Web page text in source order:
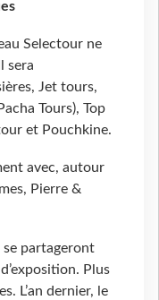
Selectour ne
sera
Jet tours,
Tours), Top
et Pouchkine.
avec, autour
Pierre &
partageront
Plus
L’an dernier, le